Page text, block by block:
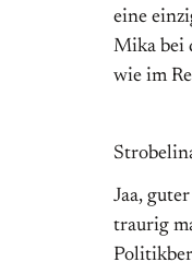
eine
Mika bei
wie im
Jaa,
traurig